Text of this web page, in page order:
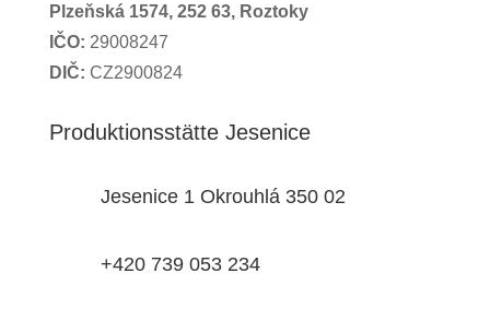
Plzeňská 1574, 252 63, Roztoky
IČO: 29008247
DIČ: CZ2900824
Produktionsstätte Jesenice
Jesenice 1 Okrouhlá 350 02
+420 739 053 234